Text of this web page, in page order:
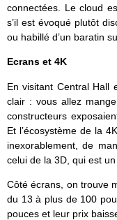
connectées. Le cloud
s’il est évoqué plutôt
ou habillé d’un baratin
Ecrans et 4K
En visitant Central Hall
clair : vous allez
constructeurs
Et l’écosystème de la
inexorablement, de
celui de la 3D, qui est
Côté écrans, on trouve
du 13 à plus de 100
pouces et leur prix